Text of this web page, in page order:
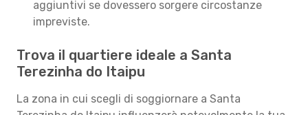
aggiuntivi se dovessero sorgere circostanze
impreviste.
Trova il quartiere ideale a Santa
Terezinha do Itaipu
La zona in cui scegli di soggiornare a Santa